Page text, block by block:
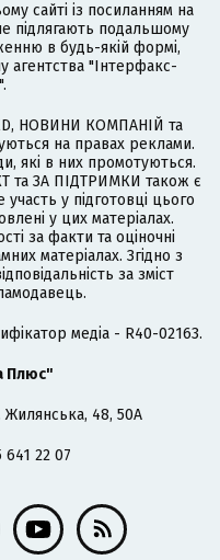
сайті із посиланням на
підлягають подальшому
в будь-якій формі,
агентства "Інтерфакс-
НОВИНИ КОМПАНІЙ та
на правах реклами.
які в них промотуються.
та ЗА ПІДТРИМКИ також є
у підготовці цього
у цих матеріалах.
за факти та оціночні
матеріалах. Згідно з
за зміст
медіа - R40-02163.
Плюс"
Жилянська, 48, 50А
22 07